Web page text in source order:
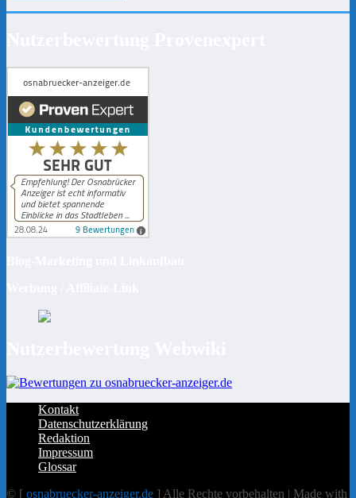
Kontakt
Datenschutzerklärung
Redaktion
Impressum
Glossar
© [ osnabruecker-anzeiger.de ] Alle Rechte vorbehalten | Made with